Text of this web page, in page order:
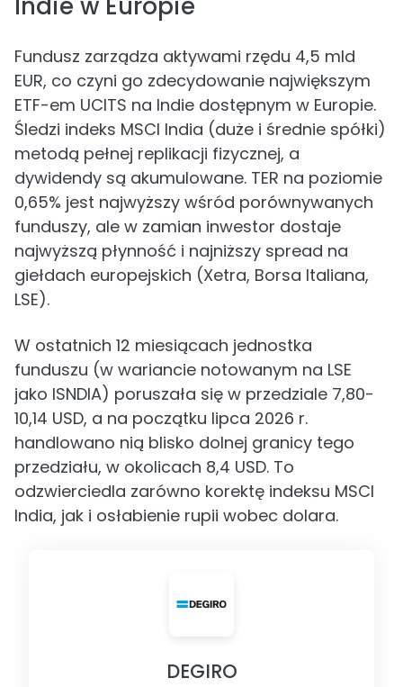
Fundusz zarządza aktywami rzędu 4,5 mld
EUR, co czyni go zdecydowanie największym
ETF-em UCITS na Indie dostępnym w Europie.
Śledzi indeks MSCI India (duże i średnie spółki)
metodą pełnej replikacji fizycznej, a
dywidendy są akumulowane. TER na poziomie
0,65% jest najwyższy wśród porównywanych
funduszy, ale w zamian inwestor dostaje
najwyższą płynność i najniższy spread na
giełdach europejskich (Xetra, Borsa Italiana,
LSE).
W ostatnich 12 miesiącach jednostka
funduszu (w wariancie notowanym na LSE
jako ISNDIA) poruszała się w przedziale 7,80-
10,14 USD, a na początku lipca 2026 r.
handlowano nią blisko dolnej granicy tego
przedziału, w okolicach 8,4 USD. To
odzwierciedla zarówno korektę indeksu MSCI
India, jak i osłabienie rupii wobec dolara.
DEGIRO